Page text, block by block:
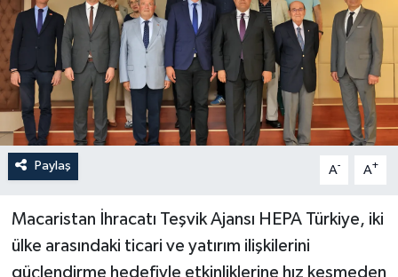
Paylaş A- A+
Macaristan İhracatı Teşvik Ajansı HEPA Türkiye, iki
ülke arasındaki ticari ve yatırım ilişkilerini
güçlendirme hedefiyle etkinliklerine hız kesmeden